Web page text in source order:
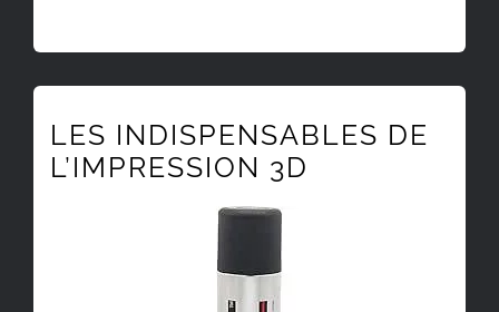
LES INDISPENSABLES DE
L’IMPRESSION 3D